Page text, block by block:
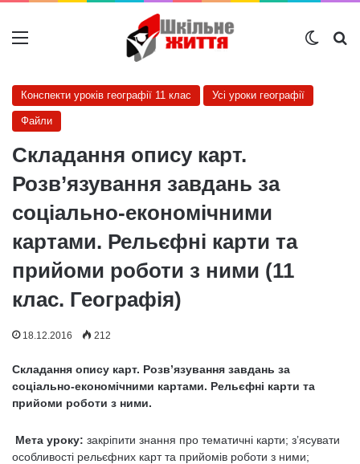
Меню
Конспекти уроків географії 11 клас Усі уроки географії
Файли
Складання опису карт.
Розв’язування завдань за
соціально-економічними
картами. Рельєфні карти та
прийоми роботи з ними (11
клас. Географія)
18.12.2016 212
Складання опису карт. Розв’язування завдань за
соціально-економічними картами. Рельєфні карти та
прийоми роботи з ними.
Мета уроку: закріпити знання про тематичні карти; з’ясувати
особливості рельєфних карт та прийомів роботи з ними;